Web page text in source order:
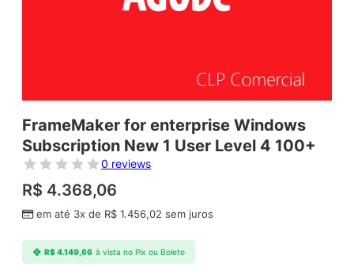
FrameMaker for enterprise Windows
Subscription New 1 User Level 4 100+
0 reviews
R$ 4.368,06
em até 3x de R$ 1.456,02 sem juros
R$4.149,66 à vista no Pix ou Boleto